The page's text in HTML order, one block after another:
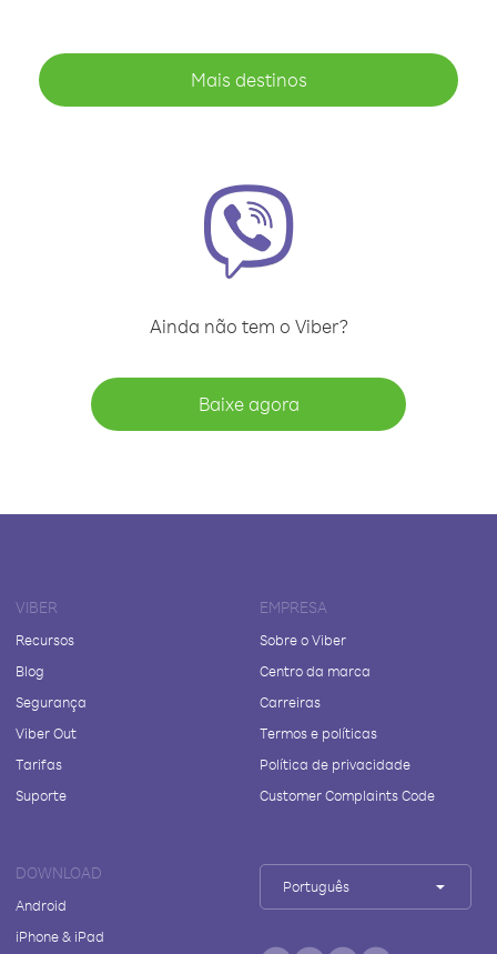
Mais destinos
Ainda não tem o Viber?
Baixe agora
VIBER
Recursos
Blog
Segurança
Viber Out
Tarifas
Suporte
EMPRESA
Sobre o Viber
Centro da marca
Carreiras
Termos e políticas
Política de privacidade
Customer Complaints Code
DOWNLOAD
Android
iPhone & iPad
Português